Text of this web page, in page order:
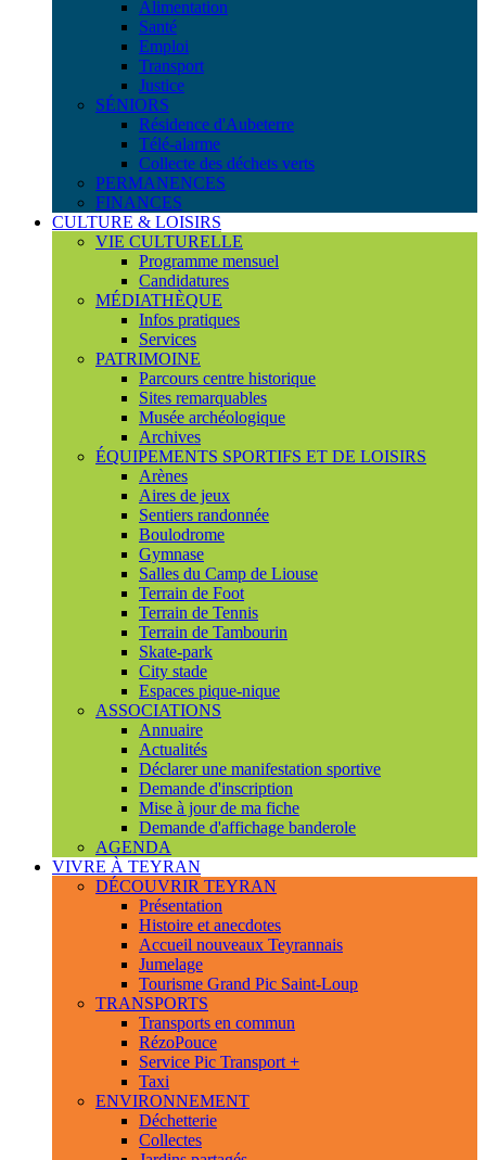
Alimentation
Santé
Emploi
Transport
Justice
SÉNIORS
Résidence d'Aubeterre
Télé-alarme
Collecte des déchets verts
PERMANENCES
FINANCES
CULTURE & LOISIRS
VIE CULTURELLE
Programme mensuel
Candidatures
MÉDIATHÈQUE
Infos pratiques
Services
PATRIMOINE
Parcours centre historique
Sites remarquables
Musée archéologique
Archives
ÉQUIPEMENTS SPORTIFS ET DE LOISIRS
Arènes
Aires de jeux
Sentiers randonnée
Boulodrome
Gymnase
Salles du Camp de Liouse
Terrain de Foot
Terrain de Tennis
Terrain de Tambourin
Skate-park
City stade
Espaces pique-nique
ASSOCIATIONS
Annuaire
Actualités
Déclarer une manifestation sportive
Demande d'inscription
Mise à jour de ma fiche
Demande d'affichage banderole
AGENDA
VIVRE À TEYRAN
DÉCOUVRIR TEYRAN
Présentation
Histoire et anecdotes
Accueil nouveaux Teyrannais
Jumelage
Tourisme Grand Pic Saint-Loup
TRANSPORTS
Transports en commun
RézoPouce
Service Pic Transport +
Taxi
ENVIRONNEMENT
Déchetterie
Collectes